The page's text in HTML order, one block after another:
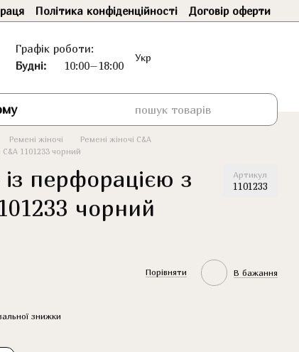
Політика конфіденційності Договір оферти
Графік роботи:
Будні:
10:00–18:00
Укр
Ремені жіночі
Ремені жіночі C&A
1101233 чорний
перфорацією з
чорний
Артикул
1101233
Порівняти В бажання
знижки